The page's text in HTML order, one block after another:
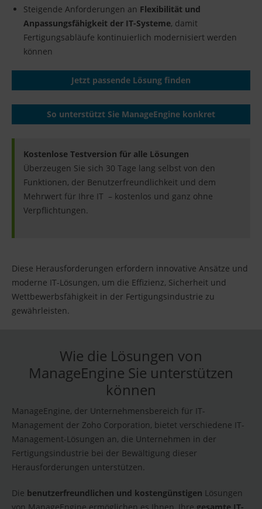
Steigende Anforderungen an Flexibilität und
Anpassungsfähigkeit der IT-Systeme, damit
Fertigungsabläufe kontinuierlich modernisiert werden
können
Jetzt passende Lösung finden
So unterstützt Sie ManageEngine konkret
Kostenlose Testversion für alle Lösungen
Überzeugen Sie sich 30 Tage lang selbst von den
Funktionen, der Benutzerfreundlichkeit und dem
Mehrwert für Ihre IT – kostenlos und ganz ohne
Verpflichtungen.
Diese Herausforderungen erfordern innovative Ansätze und
moderne IT-Lösungen, um die Effizienz, Sicherheit und
Wettbewerbsfähigkeit in der Fertigungsindustrie zu
gewährleisten.
Wie die Lösungen von
ManageEngine Sie unterstützen
können
ManageEngine, der Unternehmensbereich für IT-
Management der Zoho Corporation, bietet verschiedene IT-
Management-Lösungen an, die Unternehmen in der
Fertigungsindustrie bei der Bewältigung dieser
Herausforderungen unterstützen.
Die benutzerfreundlichen und kostengünstigen Lösungen